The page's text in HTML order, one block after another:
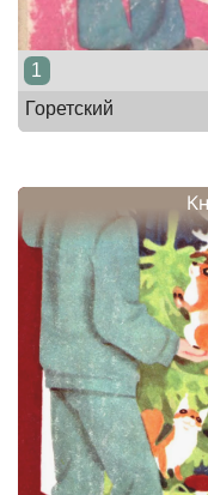
1
Горетский